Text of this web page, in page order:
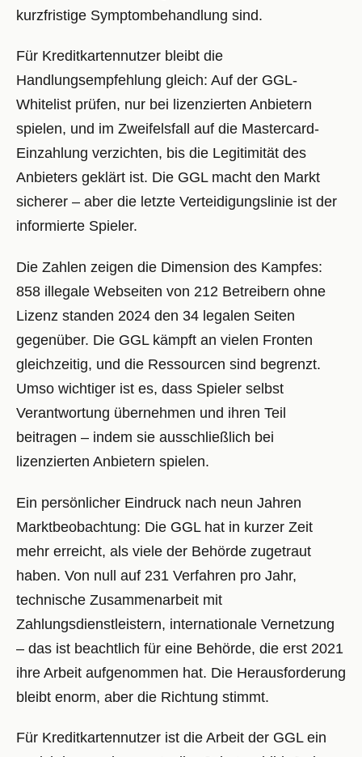
kurzfristige Symptombehandlung sind.
Für Kreditkartennutzer bleibt die
Handlungsempfehlung gleich: Auf der GGL-
Whitelist prüfen, nur bei lizenzierten Anbietern
spielen, und im Zweifelsfall auf die Mastercard-
Einzahlung verzichten, bis die Legitimität des
Anbieters geklärt ist. Die GGL macht den Markt
sicherer – aber die letzte Verteidigungslinie ist der
informierte Spieler.
Die Zahlen zeigen die Dimension des Kampfes:
858 illegale Webseiten von 212 Betreibern ohne
Lizenz standen 2024 den 34 legalen Seiten
gegenüber. Die GGL kämpft an vielen Fronten
gleichzeitig, und die Ressourcen sind begrenzt.
Umso wichtiger ist es, dass Spieler selbst
Verantwortung übernehmen und ihren Teil
beitragen – indem sie ausschließlich bei
lizenzierten Anbietern spielen.
Ein persönlicher Eindruck nach neun Jahren
Marktbeobachtung: Die GGL hat in kurzer Zeit
mehr erreicht, als viele der Behörde zugetraut
haben. Von null auf 231 Verfahren pro Jahr,
technische Zusammenarbeit mit
Zahlungsdienstleistern, internationale Vernetzung
– das ist beachtlich für eine Behörde, die erst 2021
ihre Arbeit aufgenommen hat. Die Herausforderung
bleibt enorm, aber die Richtung stimmt.
Für Kreditkartennutzer ist die Arbeit der GGL ein